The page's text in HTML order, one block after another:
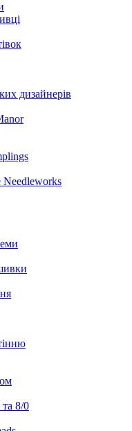
дизайнерів
Needleworks
та 8/0